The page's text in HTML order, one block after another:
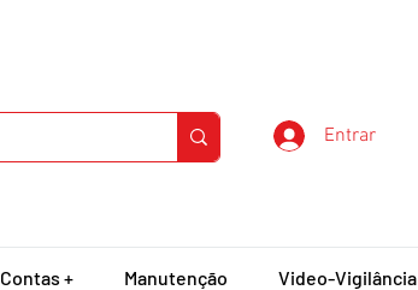
Entrar
Contas + Manutenção Video-Vigilância